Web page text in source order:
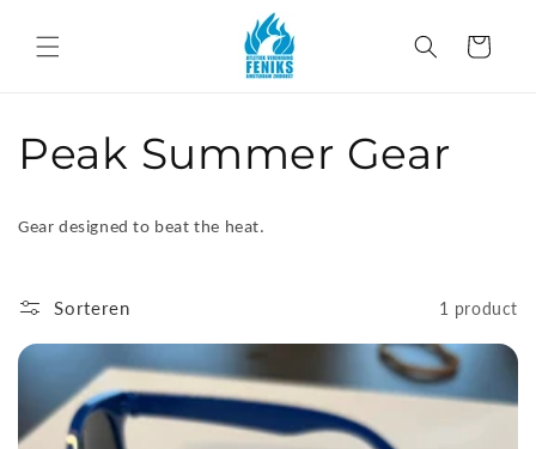
content
Winkelwagen
C
l
e
c
Peak Summer Gear
Gear designed to beat the heat.
Sorteren 1 product